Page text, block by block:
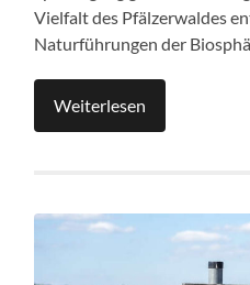
Vielfalt des Pfälzerwaldes
Naturführungen der
Weiterlesen